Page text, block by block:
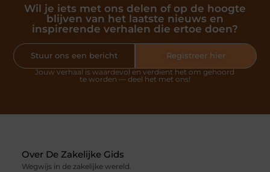
Wil je iets met ons delen of op de hoogte
blijven van het laatste nieuws en
inspirerende verhalen die ertoe doen?
Stuur ons een bericht
Registreer hier
Jouw verhaal is waardevol en verdient het om gehoord
te worden — deel het met ons!
Over De Zakelijke Gids
Wegwijs in de zakelijke wereld.